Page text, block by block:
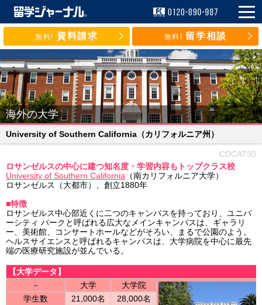
無料! 資料請求 無料! 留学相談
海外の大学
University of Southern California （カリフォルニア州）
CDCA730
ロサンゼルスの中心に建つ知名度・学習内容もトップクラス校
University of Southern California （南カリフォルニア大学）
ロサンゼルス（大都市）、創立1880年
■特徴
ロサンゼルス中心部近くに二つのキャンパスを持っており、ユニバ
ーシティ パークと呼ばれる広大なメインキャンパスは、ギャラリ
ー、美術館、コンサートホールなどがそろい、まるで公園のよう。
ヘルスサイエンスと呼ばれるキャンパスは、大学病院を中心に最先
端の医療研究施設が並んでいる。
【大学データ】
－
大学
大学院
学生数
21,000名
28,000名